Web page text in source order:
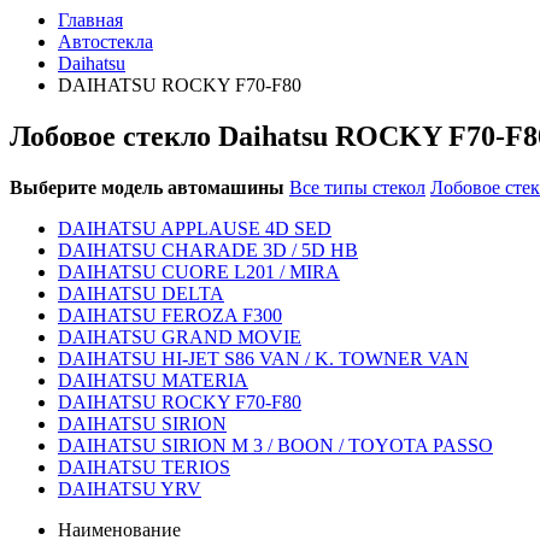
Главная
Автостекла
Daihatsu
DAIHATSU ROCKY F70-F80
Лобовое стекло Daihatsu ROCKY F70-
Выберите модель автомашины Все типы стекол Лобовое
DAIHATSU APPLAUSE 4D SED
DAIHATSU CHARADE 3D / 5D HB
DAIHATSU CUORE L201 / MIRA
DAIHATSU DELTA
DAIHATSU FEROZA F300
DAIHATSU GRAND MOVIE
DAIHATSU HI-JET S86 VAN / K. TOWNER VAN
DAIHATSU MATERIA
DAIHATSU ROCKY F70-F80
DAIHATSU SIRION
DAIHATSU SIRION M 3 / BOON / TOYOTA PASSO
DAIHATSU TERIOS
DAIHATSU YRV
Наименование